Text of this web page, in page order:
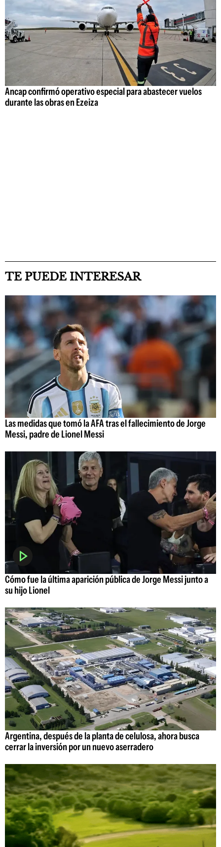
Ancap confirmó operativo especial para abastecer vuelos
durante las obras en Ezeiza
TE PUEDE INTERESAR
Las medidas que tomó la AFA tras el fallecimiento de Jorge
Messi, padre de Lionel Messi
Cómo fue la última aparición pública de Jorge Messi junto a
su hijo Lionel
Argentina, después de la planta de celulosa, ahora busca
cerrar la inversión por un nuevo aserradero